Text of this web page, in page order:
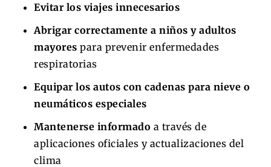
Evitar los viajes innecesarios
Abrigar correctamente a niños y adultos
mayores para prevenir enfermedades
respiratorias
Equipar los autos con cadenas para nieve o
neumáticos especiales
Mantenerse informado a través de
aplicaciones oficiales y actualizaciones del
clima